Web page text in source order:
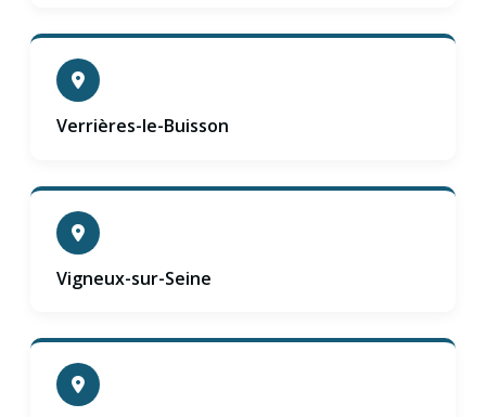
Verrières-le-Buisson
Vigneux-sur-Seine